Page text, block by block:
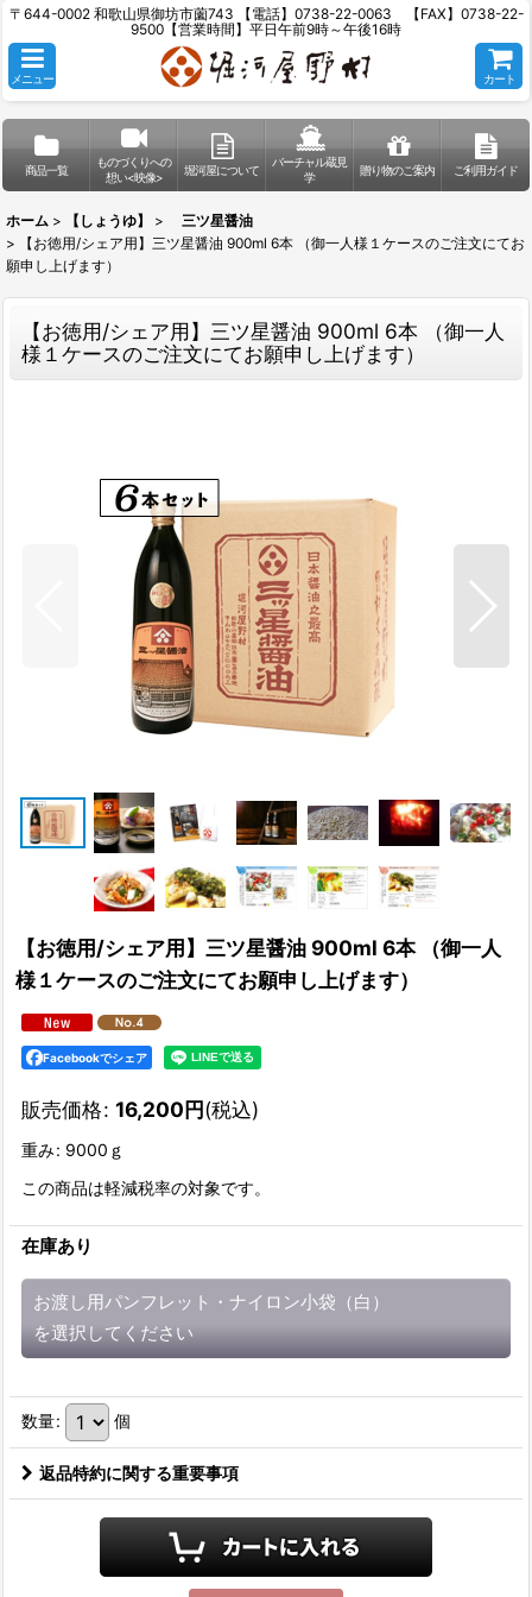
〒644-0002 和歌山県御坊市薗743 【電話】0738-22-0063 【FAX】0738-22-
9500【営業時間】平日午前9時～午後16時
メニュー カート
商品一覧
ものづくりへの
想い<映像>
堀河屋について
バーチャル蔵見
学
贈り物のご案内 ご利用ガイド
ホーム > 【しょうゆ】 >
三ツ星醤油
>
【お徳用/シェア用】三ツ星醤油 900ml 6本 （御一人様１ケースのご注文にてお
願申し上げます）
【お徳用/シェア用】三ツ星醤油 900ml 6本 （御一人
様１ケースのご注文にてお願申し上げます）
【お徳用/シェア用】三ツ星醤油 900ml 6本 （御一人
様１ケースのご注文にてお願申し上げます）
Facebookでシェア
販売価格: 16,200円(税込)
重み: 9000ｇ
この商品は軽減税率の対象です。
在庫あり
お渡し用パンフレット・ナイロン小袋（白）
を選択してください
数量: 個
返品特約に関する重要事項